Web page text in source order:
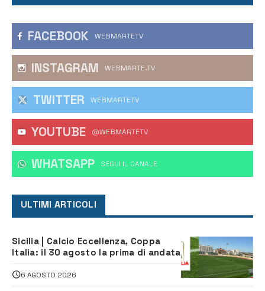
FACEBOOK WEBMARTETV
INSTAGRAM WEBMARTE.TV
TWITTER WEBMARTETV
YOUTUBE @WEBMARTETV
WHATSAPP ‎SEGUI IL CANALE
ULTIMI ARTICOLI
Sicilia | Calcio Eccellenza, Coppa
Italia: il 30 agosto la prima di andata
6 AGOSTO 2026